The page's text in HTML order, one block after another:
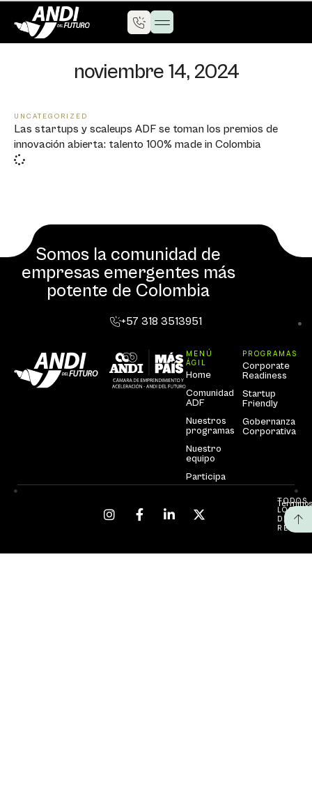
noviembre 14, 2024
UNCATEGORIZED
Las startups y scaleups ADF se toman los premios de
innovación abierta: talento 100% made in Colombia
Somos la comunidad de
empresas emergentes más
potente de Colombia
+57 318 3513951
MENÚ
ÁGIL
Home
Comunidad
ADF
Nuestros
programas
Nuestro
equipo
Participa
PROGRAMAS
Corporate
Readiness
Startup
Friendly
Gobernanza
Corporativa
TODOS
LOS